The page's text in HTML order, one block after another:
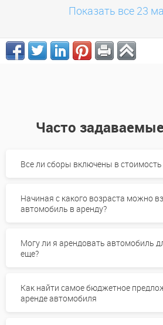
Показать все 23
Часто
Все ли сборы включены в
Начиная с какого возраста можно
автомобиль в аренду?
Могу ли я арендовать автомобиль
еще?
Как найти самое бюджетное
аренде автомобиля